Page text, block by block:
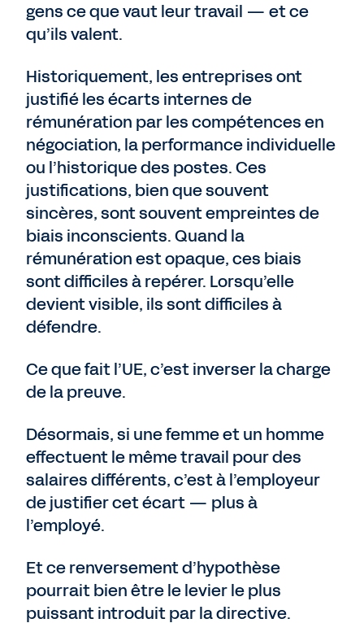
gens ce que vaut leur travail — et ce
qu’ils valent.
Historiquement, les entreprises ont
justifié les écarts internes de
rémunération par les compétences en
négociation, la performance individuelle
ou l’historique des postes. Ces
justifications, bien que souvent
sincères, sont souvent empreintes de
biais inconscients. Quand la
rémunération est opaque, ces biais
sont difficiles à repérer. Lorsqu’elle
devient visible, ils sont difficiles à
défendre.
Ce que fait l’UE, c’est inverser la charge
de la preuve.
Désormais, si une femme et un homme
effectuent le même travail pour des
salaires différents, c’est à l’employeur
de justifier cet écart — plus à
l’employé.
Et ce renversement d’hypothèse
pourrait bien être le levier le plus
puissant introduit par la directive.